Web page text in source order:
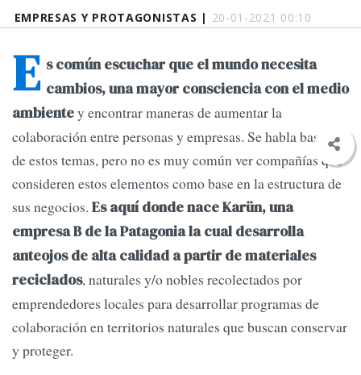
EMPRESAS Y PROTAGONISTAS | 20-01-2021 00:10
E s común escuchar que el mundo necesita
cambios, una mayor consciencia con el medio
ambientey encontrar maneras de aumentar la
colaboración entre personas y empresas. Se habla bastante
de estos temas, pero no es muy común ver compañías que
consideren estos elementos como base en la estructura de
sus negocios. Es aquí donde nace Karün, una
empresa B de la Patagonia la cual desarrolla
anteojos de alta calidad a partir de materiales
reciclados, naturales y/o nobles recolectados por
emprendedores locales para desarrollar programas de
colaboración en territorios naturales que buscan conservar
y proteger.